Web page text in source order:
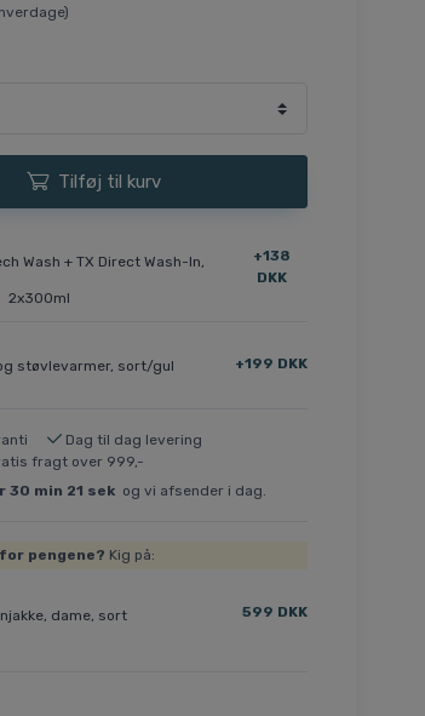
Tilføj til kurv
Wash + TX Direct Wash-In,
2x300ml
+138
DKK
støvlevarmer, sort/gul +199 DKK
Dag til dag levering
fragt over 999,-
30 min 21 sek og vi afsender i dag.
pengene? Kig på:
dame, sort 599 DKK